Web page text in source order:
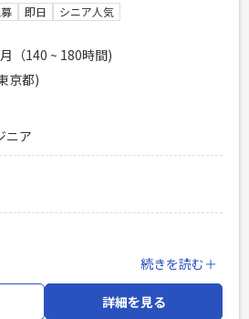
る方
験1年以上
ームでの開発経験
即日 シニア人気
（140 ~ 180時間)
京都)
ニア
は、要件定義・設計・開発・単体テ
しております。 スキルと経験を踏ま
ションのいずれかでアサインをご相
続きを読む＋
詳細を見る